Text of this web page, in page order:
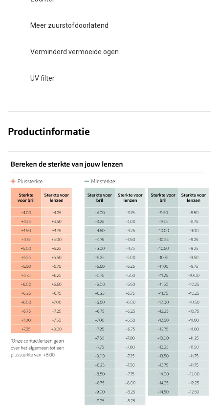
Meer zuurstofdoorlatend
Verminderd vermoeide ogen
UV filter
Productinformatie